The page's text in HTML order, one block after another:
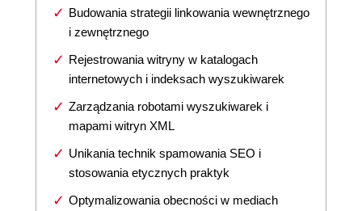
Budowania strategii linkowania wewnętrznego
i zewnętrznego
Rejestrowania witryny w katalogach
internetowych i indeksach wyszukiwarek
Zarządzania robotami wyszukiwarek i
mapami witryn XML
Unikania technik spamowania SEO i
stosowania etycznych praktyk
Optymalizowania obecności w mediach